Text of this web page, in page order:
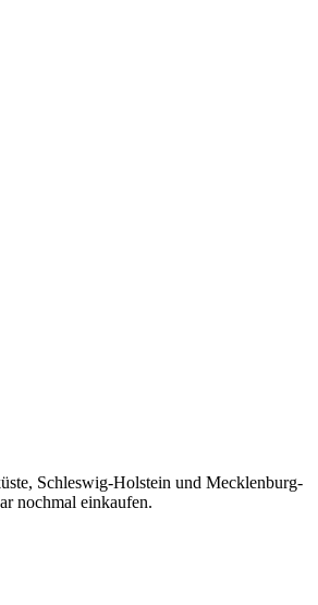
Schleswig-Holstein und Mecklenburg-
nochmal einkaufen.